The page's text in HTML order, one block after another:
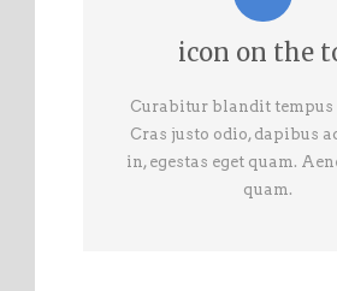
icon on the
Curabitur blandit
Cras justo odio, dapibus
in, egestas eget quam.
quam.